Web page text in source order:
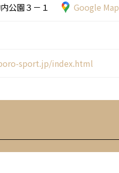
公園３－１ Google Map
sport.jp/index.html